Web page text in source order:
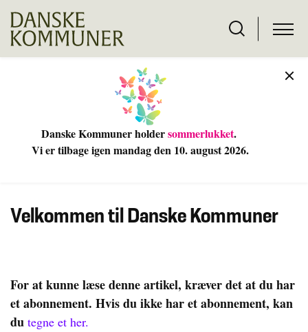
Danske Kommuner holdersommerlukket.
Vi er tilbage igen mandag den 10. august 2026.
Velkommen til Danske Kommuner
For at kunne læse denne artikel, kræver det at du har
et abonnement. Hvis du ikke har et abonnement, kan
du tegne et her.